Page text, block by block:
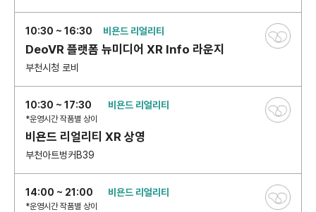
10:30 ~ 16:30 비욘드 리얼리티
DeoVR 플랫폼 뉴미디어 XR Info 라운지
부천시청 로비
10:30 ~ 17:30
*운영시간 작품별 상이
비욘드 리얼리티
비욘드 리얼리티 XR 상영
부천아트벙커B39
14:00 ~ 21:00
*운영시간 작품별 상이
비욘드 리얼리티